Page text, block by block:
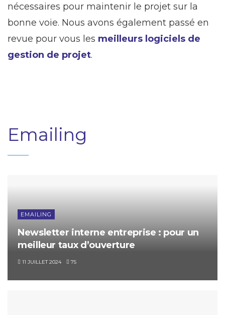
nécessaires pour maintenir le projet sur la
bonne voie. Nous avons également passé en
revue pour vous les meilleurs logiciels de
gestion de projet.
Emailing
EMAILING
Newsletter interne entreprise : pour un
meilleur taux d’ouverture
11 JUILLET 2024 75